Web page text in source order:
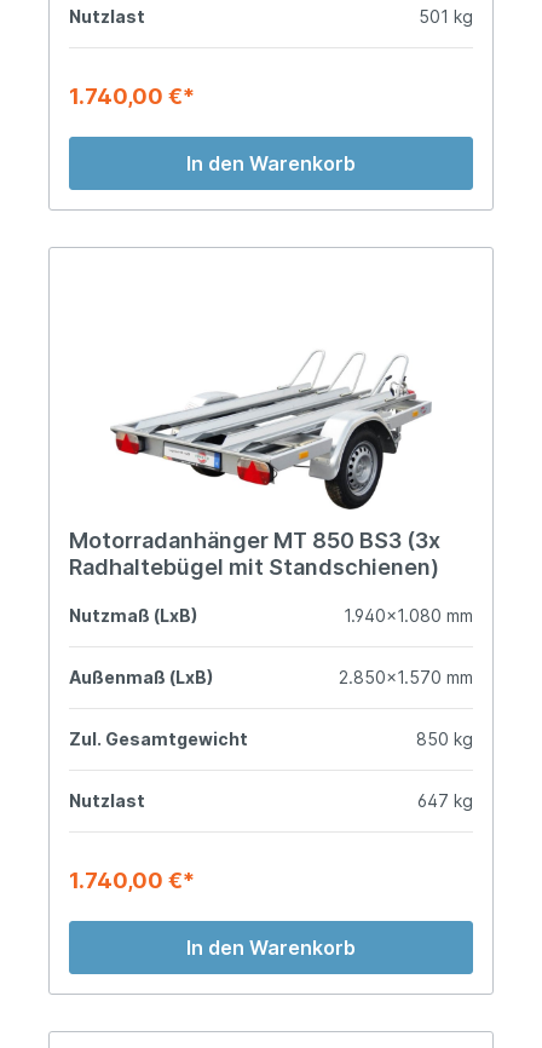
Nutzlast 501 kg
1.740,00 €*
In den Warenkorb
Motorradanhänger MT 850 BS3 (3x
Radhaltebügel mit Standschienen)
Nutzmaß (LxB) 1.940x1.080 mm
Außenmaß (LxB) 2.850x1.570 mm
Zul. Gesamtgewicht 850 kg
Nutzlast 647 kg
1.740,00 €*
In den Warenkorb